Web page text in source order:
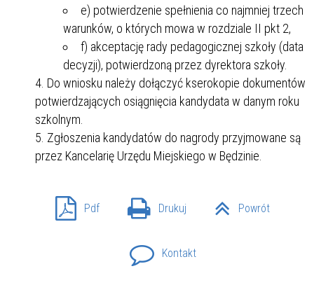
e) potwierdzenie spełnienia co najmniej trzech
warunków, o których mowa w rozdziale II pkt 2,
f) akceptację rady pedagogicznej szkoły (data
decyzji), potwierdzoną przez dyrektora szkoły.
Do wniosku należy dołączyć kserokopie dokumentów
potwierdzających osiągnięcia kandydata w danym roku
szkolnym.
Zgłoszenia kandydatów do nagrody przyjmowane są
przez Kancelarię Urzędu Miejskiego w Będzinie.
Pdf Drukuj Powrót
Kontakt